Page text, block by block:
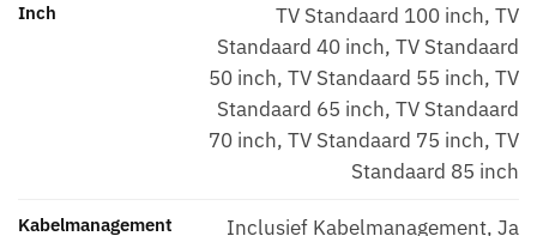
Inch TV Standaard 100 inch, TV
Standaard 40 inch, TV Standaard
50 inch, TV Standaard 55 inch, TV
Standaard 65 inch, TV Standaard
70 inch, TV Standaard 75 inch, TV
Standaard 85 inch
Kabelmanagement Inclusief Kabelmanagement, Ja